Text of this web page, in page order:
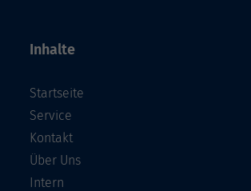
Inhalte
Startseite
Service
Kontakt
Über Uns
Intern